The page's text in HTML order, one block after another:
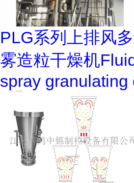
PLG系列上排风
雾造粒干燥机
spray granulating